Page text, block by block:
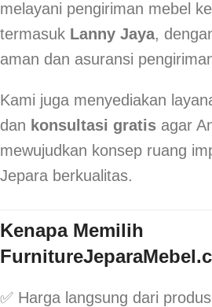
melayani pengiriman mebel
termasuk Lanny Jaya,
aman dan asuransi
Kami juga menyediakan
dan konsultasi gratis agar
mewujudkan konsep ruang
Jepara berkualitas.
Kenapa Memilih
✅ Harga langsung dari